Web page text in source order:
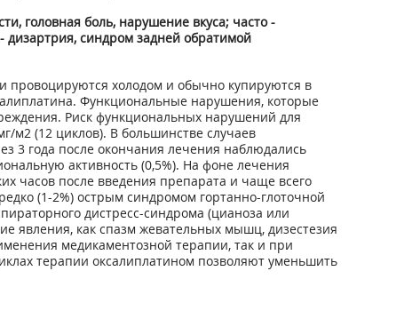
головная боль, нарушение вкуса; часто -
дизартрия, синдром задней обратимой
холодом и обычно купируются в
Функциональные нарушения, которые
Риск функциональных нарушений для
м2(12 циклов). В большинстве случаев
3 года после окончания лечения наблюдались
активность (0,5%). На фоне лечения
часов после введения препарата и чаще всего
(1-2%) острым синдромом гортанно-глоточной
дистресс-синдрома (цианоза или
явления, как спазм жевательных мышц, дизестезия
медикаментозной терапии, так и при
терапии оксалиплатином позволяют уменьшить